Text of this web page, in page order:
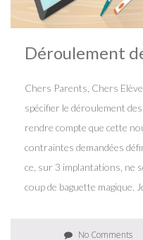
Déroulement
Chers Parents, Chers
spécifier le déroulement
rendre compte que cette
contraintes demandées
ce, sur 3 implantations, ne
coup de baguette magique.
No Comments